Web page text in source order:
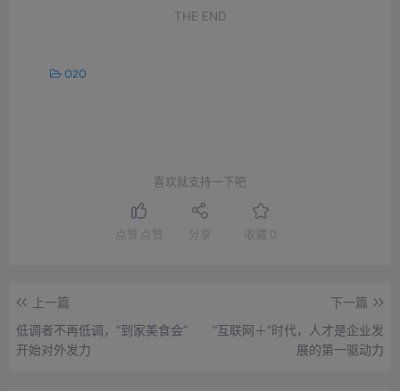
THE END
O2O
喜欢就支持一下吧
点赞 点赞 分享 收藏 0
上一篇
低调者不再低调，“到家美食会”
开始对外发力
下一篇
“互联网＋”时代，人才是企业发
展的第一驱动力